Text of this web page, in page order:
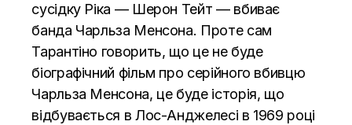
сусідку Ріка — Шерон Тейт — вбиває
банда Чарльза Менсона. Проте сам
Тарантіно говорить, що це не буде
біографічний фільм про серійного вбивцю
Чарльза Менсона, це буде історія, що
відбувається в Лос-Анджелесі в 1969 році